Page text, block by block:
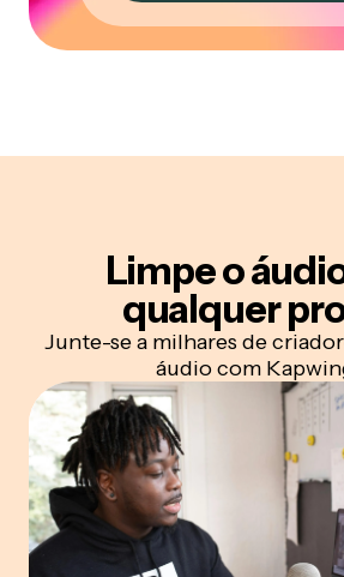
Limpe o
qualquer
Junte-se a milhares de
áudio com